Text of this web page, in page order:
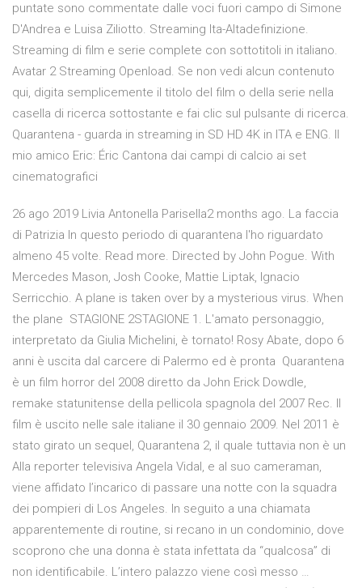
puntate sono commentate dalle voci fuori campo di Simone
D'Andrea e Luisa Ziliotto. Streaming Ita-Altadefinizione.
Streaming di film e serie complete con sottotitoli in italiano.
Avatar 2 Streaming Openload. Se non vedi alcun contenuto
qui, digita semplicemente il titolo del film o della serie nella
casella di ricerca sottostante e fai clic sul pulsante di ricerca.
Quarantena - guarda in streaming in SD HD 4K in ITA e ENG. Il
mio amico Eric: Éric Cantona dai campi di calcio ai set
cinematografici
26 ago 2019 Livia Antonella Parisella2 months ago. La faccia
di Patrizia In questo periodo di quarantena l'ho riguardato
almeno 45 volte. Read more. Directed by John Pogue. With
Mercedes Mason, Josh Cooke, Mattie Liptak, Ignacio
Serricchio. A plane is taken over by a mysterious virus. When
the plane STAGIONE 2STAGIONE 1. L'amato personaggio,
interpretato da Giulia Michelini, è tornato! Rosy Abate, dopo 6
anni è uscita dal carcere di Palermo ed è pronta Quarantena
è un film horror del 2008 diretto da John Erick Dowdle,
remake statunitense della pellicola spagnola del 2007 Rec. Il
film è uscito nelle sale italiane il 30 gennaio 2009. Nel 2011 è
stato girato un sequel, Quarantena 2, il quale tuttavia non è un
Alla reporter televisiva Angela Vidal, e al suo cameraman,
viene affidato l’incarico di passare una notte con la squadra
dei pompieri di Los Angeles. In seguito a una chiamata
apparentemente di routine, si recano in un condominio, dove
scoprono che una donna è stata infettata da “qualcosa” di
non identificabile. L’intero palazzo viene così messo …